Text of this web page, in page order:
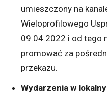
umieszczony na
Wieloprofilowego
09.04.2022 i od tego
promować za
przekazu.
Wydarzenia w